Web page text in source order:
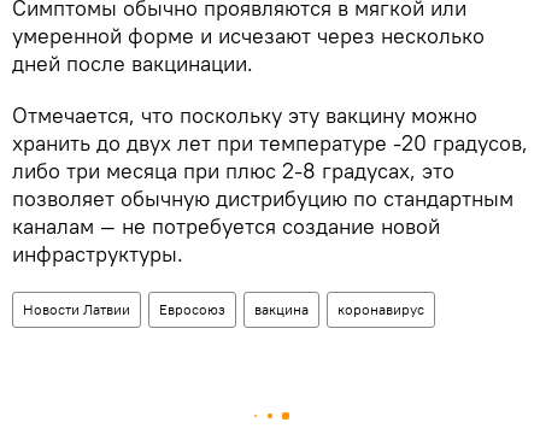
Симптомы обычно проявляются в мягкой или
умеренной форме и исчезают через несколько
дней после вакцинации.
Отмечается, что поскольку эту вакцину можно
хранить до двух лет при температуре -20 градусов,
либо три месяца при плюс 2-8 градусах, это
позволяет обычную дистрибуцию по стандартным
каналам — не потребуется создание новой
инфраструктуры.
Новости Латвии Евросоюз вакцина коронавирус